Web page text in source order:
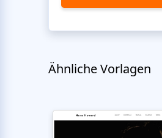
Ähnliche Vorlagen